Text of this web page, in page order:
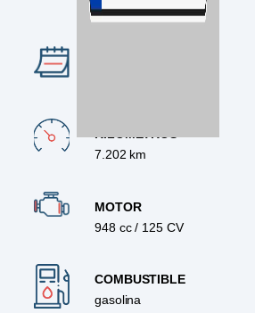
Naked
7.202 km
MOTOR
948 cc / 125 CV
COMBUSTIBLE
gasolina